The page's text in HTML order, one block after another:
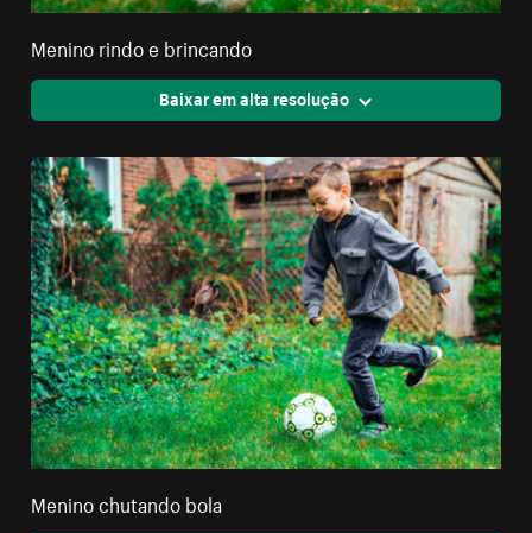
Menino rindo e brincando
Baixar em alta resolução
Menino chutando bola